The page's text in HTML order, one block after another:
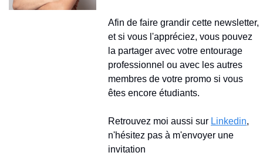
Afin de faire grandir cette newsletter,
et si vous l'appréciez, vous pouvez
la partager avec votre entourage
professionnel ou avec les autres
membres de votre promo si vous
êtes encore étudiants.
Retrouvez moi aussi sur Linkedin,
n'hésitez pas à m'envoyer une
invitation